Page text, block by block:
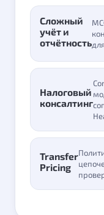
Сложный
учёт и
отчётность
Налоговый
консалтинг
Transfer
Pricing